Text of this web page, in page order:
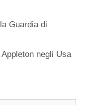
Guardia di
negli Usa